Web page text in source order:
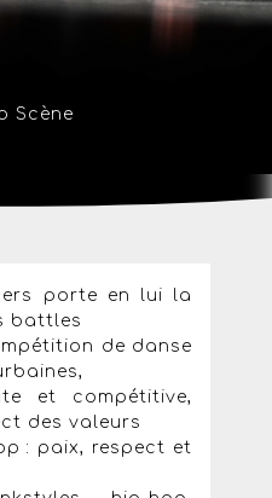
Scène
porte en lui la
battles
de danse
et compétitive,
des valeurs
: paix, respect et